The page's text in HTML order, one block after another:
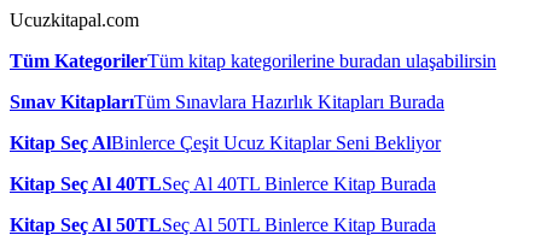
Ucuzkitapal.com
Tüm KategorilerTüm kitap kategorilerine buradan ulaşabilirsin
Sınav KitaplarıTüm Sınavlara Hazırlık Kitapları Burada
Kitap Seç AlBinlerce Çeşit Ucuz Kitaplar Seni Bekliyor
Kitap Seç Al 40TLSeç Al 40TL Binlerce Kitap Burada
Kitap Seç Al 50TLSeç Al 50TL Binlerce Kitap Burada